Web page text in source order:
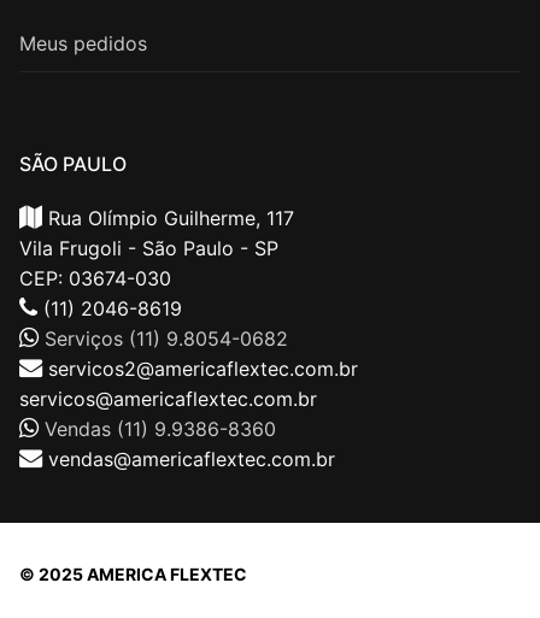
Meus pedidos
SÃO PAULO
Rua Olímpio Guilherme, 117
Vila Frugoli - São Paulo - SP
CEP: 03674-030
(11) 2046-8619
Serviços (11) 9.8054-0682
servicos2@americaflextec.com.br
servicos@americaflextec.com.br
Vendas (11) 9.9386-8360
vendas@americaflextec.com.br
© 2025 AMERICA FLEXTEC